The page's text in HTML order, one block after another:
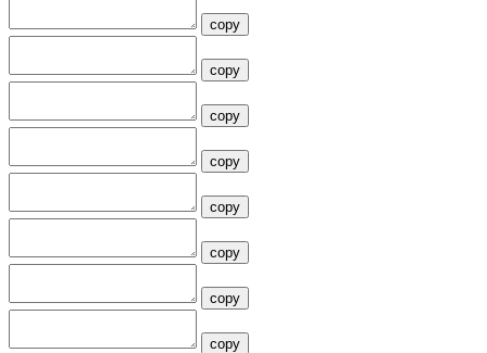
copy
copy
copy
copy
copy
copy
copy
copy